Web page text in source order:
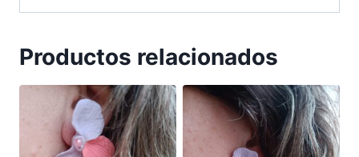
Productos relacionados